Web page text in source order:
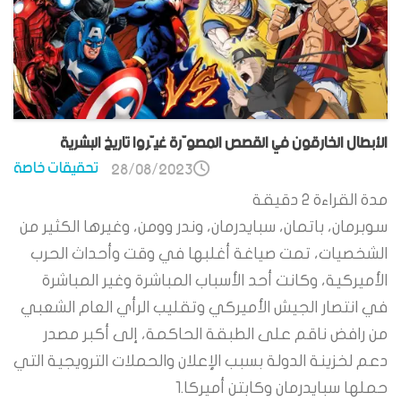
الأبطال الخارقون في القصص المصوّرة غيّروا تاريخ البشرية
تحقيقات خاصة 28/08/2023
مدة القراءة 2 دقيقة
سوبرمان، باتمان، سبايدرمان، وندر وومن، وغيرها الكثير من
الشخصيات، تمت صياغة أغلبها في وقت وأحداث الحرب
الأميركية، وكانت أحد الأسباب المباشرة وغير المباشرة
في انتصار الجيش الأميركي وتقليب الرأي العام الشعبي
من رافض ناقم على الطبقة الحاكمة، إلى أكبر مصدر
دعم لخزينة الدولة بسبب الإعلان والحملات الترويجية التي
حملها سبايدرمان وكابتن أميركا.1